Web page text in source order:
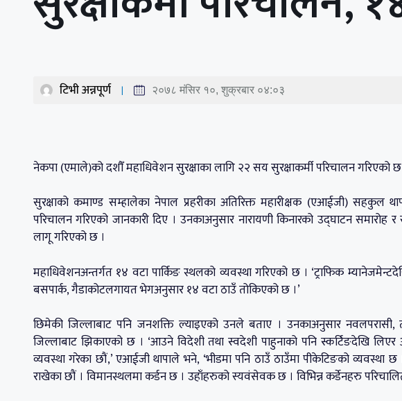
टिभी अन्नपूर्ण २०७८ मंसिर १०, शुक्रबार ०४:०३
नेकपा (एमाले)को दशौँ महाधिवेशन सुरक्षाका लागि २२ सय सुरक्षाकर्मी परिचालन गरिएको छ
सुरक्षाको कमाण्ड सम्हालेका नेपाल प्रहरीका अतिरिक्त महारीक्षक (एआईजी) सहकुल
परिचालन गरिएको जानकारी दिए । उनकाअनुसार नारायणी किनारको उद्घाटन समारोह र
लागू गरिएको छ ।
महाधिवेशनअन्तर्गत १४ वटा पार्किङ स्थलको व्यवस्था गरिएको छ । ‘ट्राफिक
बसपार्क, गैडाकोटलगायत भेगअनुसार १४ वटा ठाउँ तोकिएको छ ।’
छिमेकी जिल्लाबाट पनि जनशक्ति ल्याइएको उनले बताए । उनकाअनुसार
जिल्लाबाट झिकाएको छ । ‘आउने विदेशी तथा स्वदेशी पाहुनाको पनि स्कर्टिङदेखि
व्यवस्था गरेका छौं,’ एआईजी थापाले भने, ‘भीडमा पनि ठाउँ ठाउँमा पीकेटिङको व्यवस्था
राखेका छौं । विमानस्थलमा कर्डन छ । उहाँहरुको स्यवंसेवक छ । विभिन्न कर्डेनहरु